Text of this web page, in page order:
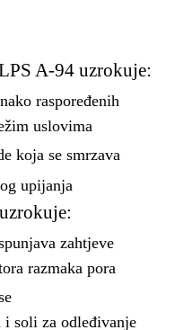
u cestovnim
A-94 uzrokuje:
raspoređenih
uslovima
koja se smrzava
upijanja
zahtjeve
razmaka pora
i soli za odleđivanje